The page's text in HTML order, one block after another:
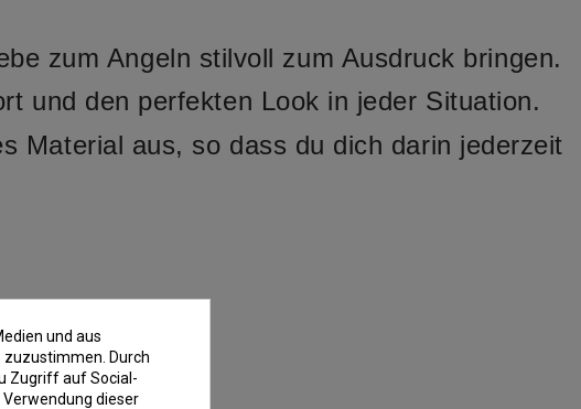
zum Angeln stilvoll zum Ausdruck bringen.
und den perfekten Look in jeder Situation.
Material aus, so dass du dich darin jederzeit
und aus
zuzustimmen. Durch
Zugriff auf Social-
dieser